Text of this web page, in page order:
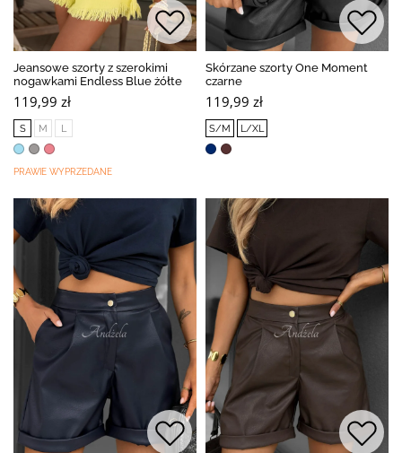
Jeansowe szorty z szerokimi
nogawkami Endless Blue żółte
119,99 zł
S M L
PRAWIE WYPRZEDANE
Skórzane szorty One Moment
czarne
119,99 zł
S/M L/XL